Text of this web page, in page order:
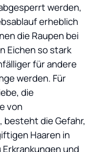
werden,
erheblich
die Raupen bei
Eichen so stark
für andere
werden. Für
die
von
besteht die Gefahr,
Haaren in
und